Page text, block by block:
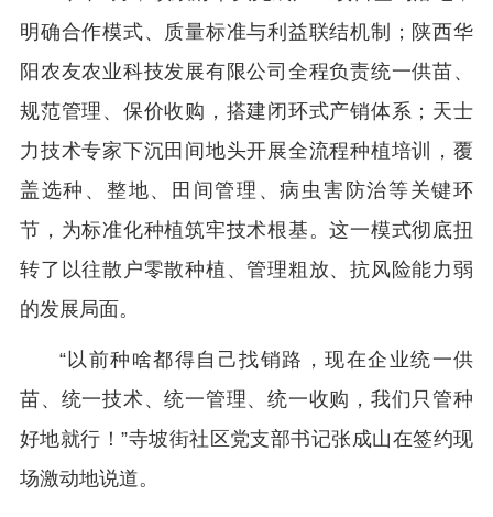
明确合作模式、质量标准与利益联结机制；陕西华
阳农友农业科技发展有限公司全程负责统一供苗、
规范管理、保价收购，搭建闭环式产销体系；天士
力技术专家下沉田间地头开展全流程种植培训，覆
盖选种、整地、田间管理、病虫害防治等关键环
节，为标准化种植筑牢技术根基。这一模式彻底扭
转了以往散户零散种植、管理粗放、抗风险能力弱
的发展局面。
“以前种啥都得自己找销路，现在企业统一供
苗、统一技术、统一管理、统一收购，我们只管种
好地就行！”寺坡街社区党支部书记张成山在签约现
场激动地说道。